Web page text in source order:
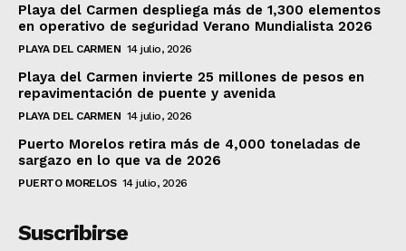
Playa del Carmen despliega más de 1,300 elementos
en operativo de seguridad Verano Mundialista 2026
PLAYA DEL CARMEN 14 julio, 2026
Playa del Carmen invierte 25 millones de pesos en
repavimentación de puente y avenida
PLAYA DEL CARMEN 14 julio, 2026
Puerto Morelos retira más de 4,000 toneladas de
sargazo en lo que va de 2026
PUERTO MORELOS 14 julio, 2026
Suscribirse